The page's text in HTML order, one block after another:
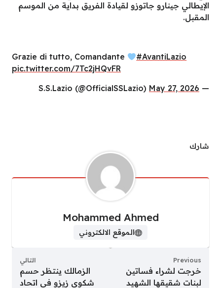
الإيطالي جينارو جاتوزو لقيادة الفريق بداية من الموسم
المقبل.
Grazie di tutto, Comandante
#AvantiLazio
pic.twitter.com/7Tc2jHQvFR
— S.S.Lazio (@OfficialSSLazio)
May 27, 2026
شارك
Mohammed Ahmed
الموقع الالكتروني
Previous
خرجت لشراء فساتين
لبنات شقيقها الشهيد
التالي
الزمالك ينتظر حسم
شكوى زيزو فى اتحاد